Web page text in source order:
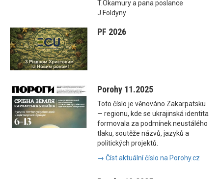
T.Okamury a pana poslance
J.Foldyny
PF 2026
Porohy 11.2025
Toto číslo je věnováno Zakarpatsku
— regionu, kde se ukrajinská identita
formovala za podmínek neustálého
tlaku, soutěže názvů, jazyků a
politických projektů.
→ Číst aktuální číslo na Porohy.cz